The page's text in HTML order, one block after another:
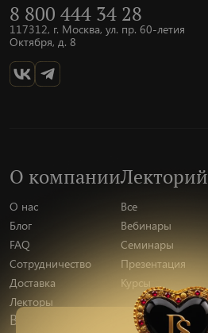
О компании
О нас
Блог
FAQ
Сотрудничество
Доставка
Лекторы
Вакансии
Лекторий
Все
Вебинары
Семинары
Презентация
Курсы
8 800 444 34 28
117312, г. Москва, ул. пр. 60-летия
Октября, д. 8